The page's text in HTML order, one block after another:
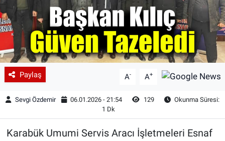
Paylaş A- A+
Sevgi Özdemir 06.01.2026 - 21:54 129
Okunma Süresi:
1 Dk
Karabük Umumi Servis Aracı İşletmeleri Esnaf